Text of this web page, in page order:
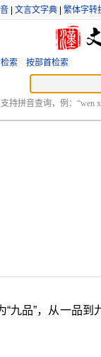
文言文字典 繁体字转
索 按部首检索
支持拼音查询，例：“wen
九品”，从一品